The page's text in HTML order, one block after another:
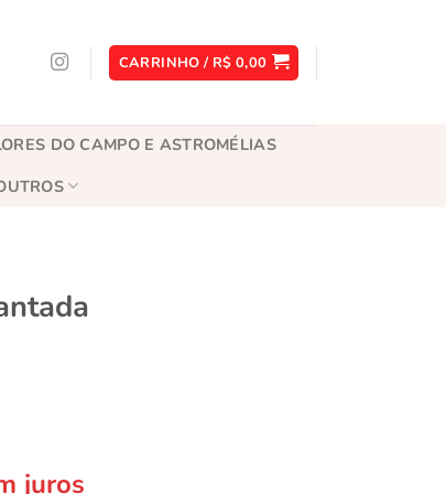
CARRINHO / R$ 0,00
DO CAMPO E ASTROMÉLIAS
juros